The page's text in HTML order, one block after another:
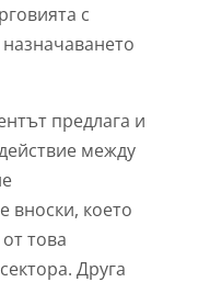
с
предлага и
между
вноски, което
това
Друга